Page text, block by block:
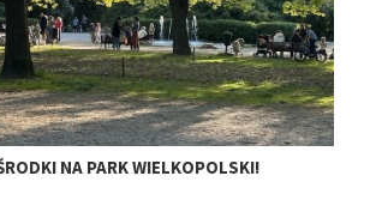
NA PARK WIELKOPOLSKI!